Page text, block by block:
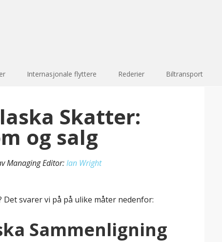
Internasjonale flyttere Rederier Biltransport
Skatter:
og salg
Managing Editor:Ian Wright
Det svarer vi på på ulike måter nedenfor:
Sammenligning